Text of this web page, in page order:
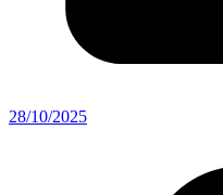
28/10/2025